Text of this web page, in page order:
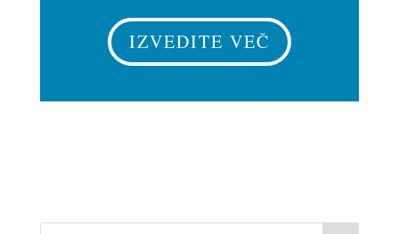
IZVEDITE VEČ